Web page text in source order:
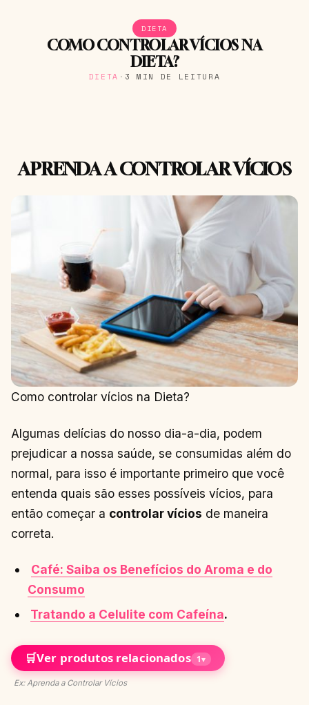
DIETA
COMO CONTROLAR VÍCIOS NA
DIETA?
DIETA · 3 MIN DE LEITURA
APRENDA A CONTROLAR VÍCIOS
Como controlar vícios na Dieta?
Algumas delícias do nosso dia-a-dia, podem
prejudicar a nossa saúde, se consumidas além do
normal, para isso é importante primeiro que você
entenda quais são esses possíveis vícios, para
então começar a controlar vícios de maneira
correta.
Café: Saiba os Benefícios do Aroma e do
Consumo
Tratando a Celulite com Cafeína.
🛒Ver produtos relacionados 1▾
Ex: Aprenda a Controlar Vícios